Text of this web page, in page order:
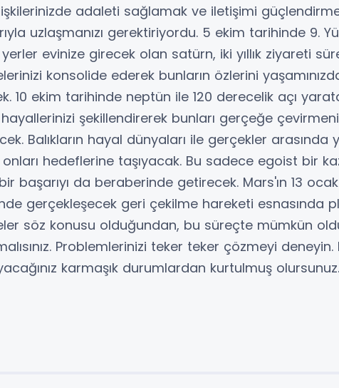
adaleti sağlamak ve iletişimi
uzlaşmanızı gerektiriyordu. 5 ekim tarihinde 9.
evinize girecek olan satürn, iki yıllık ziyareti
konsolide ederek bunların özlerini
10 ekim tarihinde neptün ile 120 derecelik açı
şekillendirerek bunları gerçeğe
Balıkların hayal dünyaları ile gerçekler arasında
hedeflerine taşıyacak. Bu sadece egoist bir
başarıyı da beraberinde getirecek. Mars'ın 13
gerçekleşecek geri çekilme hareketi esnasında
söz konusu olduğundan, bu süreçte mümkün
Problemlerinizi teker teker çözmeyi
karmaşık durumlardan kurtulmuş olursunuz.